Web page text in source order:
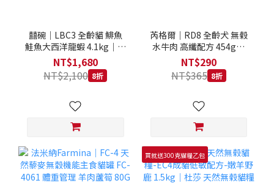
囍碗｜LBC3 全齡貓 鯡魚
鮭魚大西洋龍蝦 4.1kg｜加
拿大 Loveabowl 天然無穀
糧 4.1公斤 成貓 無穀貓飼
料
NT$1,680
NT$2,100 8折
芮格爾｜RD8 全齡犬 無榖
水牛肉 高纖配方 454g｜
REGAL 天然犬糧 狗飼料
NT$290
NT$365 8折
買就送300克貓糧乙包